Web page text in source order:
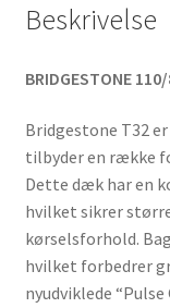
Beskrivelse
BRIDGESTONE
Bridgestone T32
tilbyder en række
Dette dæk har en
hvilket sikrer
kørselsforhold.
hvilket forbedrer
nyudviklede